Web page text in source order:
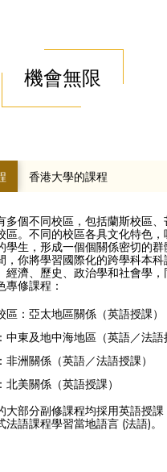
機會無限
香港大學的課程
多個不同校區，包括蘭斯校區、
區。不同的校區各具文化特色，
學生，形成一個個關係密切的群
，你將學習國際化的跨學科本科
經濟、歷史、政治學和社會學，
專修課程：
區：亞太地區關係（英語授課）
中東及地中海地區（英語／法語
非洲關係（英語／法語授課）
北美關係（英語授課）
大部分副修課程均採用英語授課
語課程學習當地語言 (法語)。